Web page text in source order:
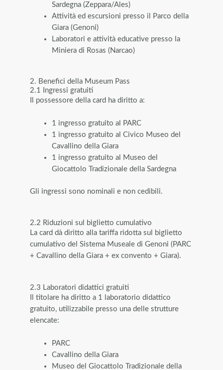
Sardegna (Zeppara/Ales)
Attività ed escursioni presso il Parco della
Giara (Genoni)
Laboratori e attività educative presso la
Miniera di Rosas (Narcao)
2. Benefici della Museum Pass
2.1 Ingressi gratuiti
Il possessore della card ha diritto a:
1 ingresso gratuito al PARC
1 ingresso gratuito al Civico Museo del
Cavallino della Giara
1 ingresso gratuito al Museo del
Giocattolo Tradizionale della Sardegna
Gli ingressi sono nominali e non cedibili.
2.2 Riduzioni sul biglietto cumulativo
La card dà diritto alla tariffa ridotta sul biglietto
cumulativo del Sistema Museale di Genoni (PARC
+ Cavallino della Giara + ex convento + Giara).
2.3 Laboratori didattici gratuiti
Il titolare ha diritto a 1 laboratorio didattico
gratuito, utilizzabile presso una delle strutture
elencate:
PARC
Cavallino della Giara
Museo del Giocattolo Tradizionale della